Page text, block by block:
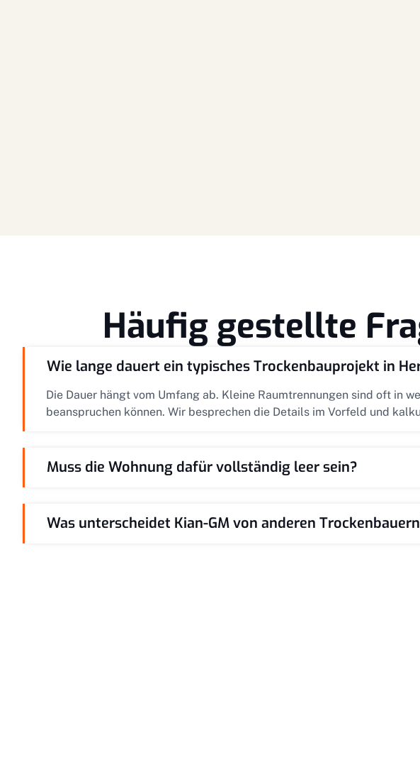
Häufig gestellte
Wie lange dauert ein typisches Trockenbauprojekt in
Die Dauer hängt vom Umfang ab. Kleine Raumtrennungen sind oft in
beanspruchen können. Wir besprechen die Details im Vorfeld und
Muss die Wohnung dafür vollständig leer sein?
Was unterscheidet Kian-GM von anderen